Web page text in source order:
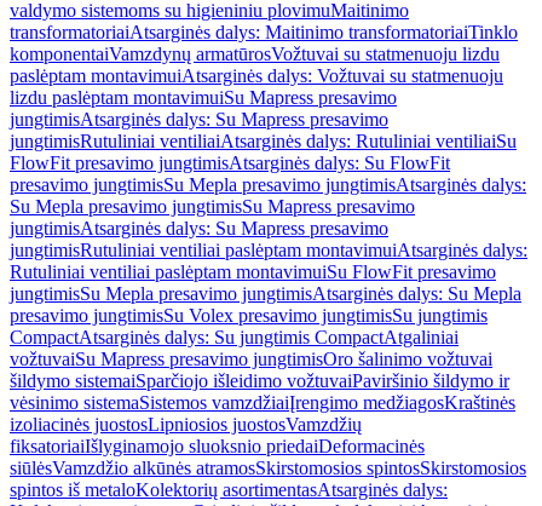
valdymo sistemoms su higieniniu plovimuMaitinimo
transformatoriaiAtsarginės dalys: Maitinimo transformatoriaiTinklo
komponentaiVamzdynų armatūrosVožtuvai su statmenuoju lizdu
paslėptam montavimuiAtsarginės dalys: Vožtuvai su statmenuoju
lizdu paslėptam montavimuiSu Mapress presavimo
jungtimisAtsarginės dalys: Su Mapress presavimo
jungtimisRutuliniai ventiliaiAtsarginės dalys: Rutuliniai ventiliaiSu
FlowFit presavimo jungtimisAtsarginės dalys: Su FlowFit
presavimo jungtimisSu Mepla presavimo jungtimisAtsarginės dalys:
Su Mepla presavimo jungtimisSu Mapress presavimo
jungtimisAtsarginės dalys: Su Mapress presavimo
jungtimisRutuliniai ventiliai paslėptam montavimuiAtsarginės dalys:
Rutuliniai ventiliai paslėptam montavimuiSu FlowFit presavimo
jungtimisSu Mepla presavimo jungtimisAtsarginės dalys: Su Mepla
presavimo jungtimisSu Volex presavimo jungtimisSu jungtimis
CompactAtsarginės dalys: Su jungtimis CompactAtgaliniai
vožtuvaiSu Mapress presavimo jungtimisOro šalinimo vožtuvai
šildymo sistemaiSparčiojo išleidimo vožtuvaiPaviršinio šildymo ir
vėsinimo sistemaSistemos vamzdžiaiĮrengimo medžiagosKraštinės
izoliacinės juostosLipniosios juostosVamzdžių
fiksatoriaiIšlyginamojo sluoksnio priedaiDeformacinės
siūlėsVamzdžio alkūnės atramosSkirstomosios spintosSkirstomosios
spintos iš metaloKolektorių asortimentasAtsarginės dalys: